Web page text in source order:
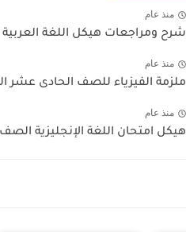
منذ عام
شرح ومراجعات هيكل اللغة
منذ عام
ملزمة الفيزياء للصف الحادى عشر
منذ عام
هيكل امتحان اللغة الإنجليزية